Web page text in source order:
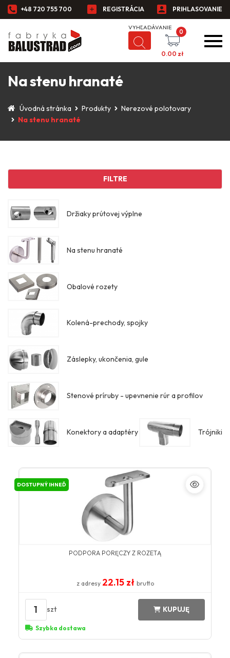
+48 720 755 700 REGISTRÁCIA PRIHLASOVANIE
0
0.00 zł
Na stenu hranaté
Úvodná stránka Produkty
Nerezové polotovary
Na stenu hranaté
FILTRE
Držiaky prútovej výplne
Na stenu hranaté
Obalové rozety
Kolená-prechody, spojky
Záslepky, ukončenia, gule
Stenové príruby - upevnenie rúr a profilov
Konektory a adaptéry Trójniki
DOSTUPNÝ IHNEĎ
PODPORA PORĘCZY Z ROZETĄ
z adresy 22.15 zł brutto
1 szt KUPUJĘ
Szybka dostawa